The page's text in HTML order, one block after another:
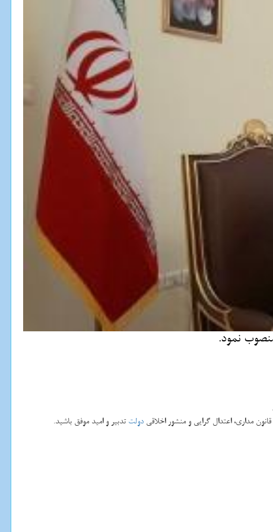
مداری، اعتدال گرایی و منشور اخلاقی دولتتدبیر و امید موفق باشید.